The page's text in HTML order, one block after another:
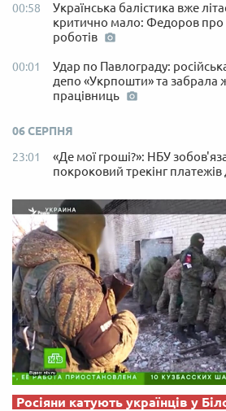
00:58
Українська балістика вже
критично мало: Федоров про
роботів
00:01
Удар по Павлограду:
депо «Укрпошти» та забрала
працівниць
06 СЕРПНЯ
23:01
«Де мої гроші?»: НБУ
покроковий трекінг платежів
Росіяни катують українців у